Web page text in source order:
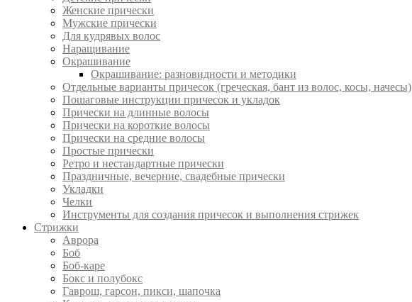
Женские прически
Мужские прически
Для кудрявых волос
Наращивание
Окрашивание
Окрашивание: разновидности и методики
Отдельные варианты причесок (греческая, бант из волос, косы, начесы)
Пошаговые инструкции причесок и укладок
Прически на длинные волосы
Прически на короткие волосы
Прически на средние волосы
Простые прически
Ретро и нестандартные прически
Праздничные, вечерние, свадебные прически
Укладки
Челки
Инструменты для создания причесок и выполнения стрижек
Стрижки
Аврора
Боб
Боб-каре
Бокс и полубокс
Гаврош, гарсон, пикси, шапочка